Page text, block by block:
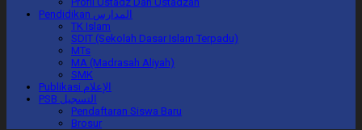
Pendidikan المدارس
TK Islam
SDIT (Sekolah Dasar Islam Terpadu)
MTs
MA (Madrasah Aliyah)
SMK
Publikasi الإعلام
PSB التسجيل
Pendaftaran Siswa Baru
Brosur